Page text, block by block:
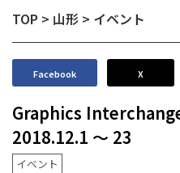
TOP > 山形 > イベント
Facebook X
Graphics
2018.12.1 〜 23
イベント